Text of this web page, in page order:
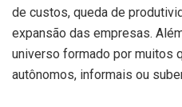
de custos, queda de
expansão das empresas.
universo formado por muitos
autônomos, informais ou